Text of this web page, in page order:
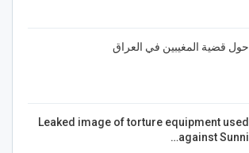
حول قضية المغيبين في العراق
Leaked image of torture equipment used
against Sunni…